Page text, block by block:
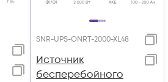
SNR-UPS-ONRT-2000-XL48
Источник
бесперебойного